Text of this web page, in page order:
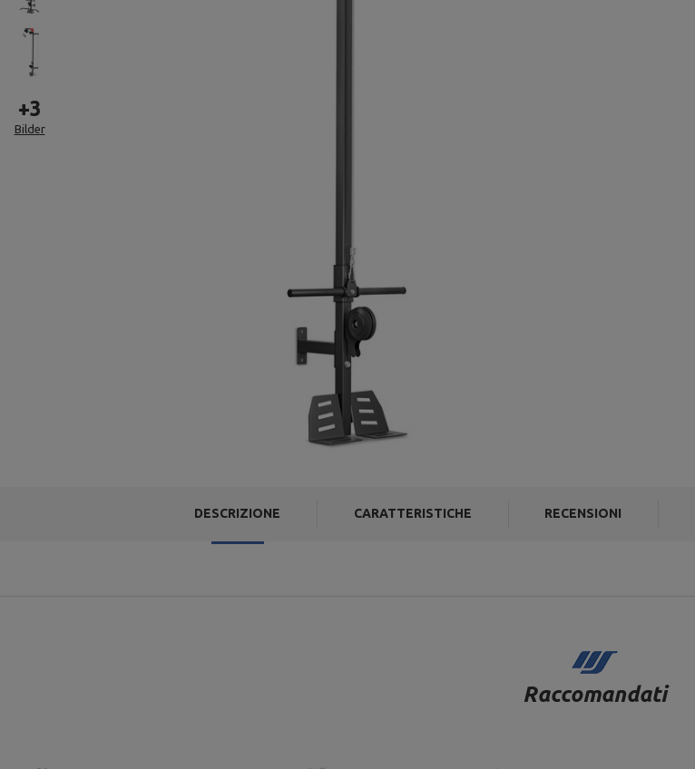
+3
Bilder
DESCRIZIONE CARATTERISTICHE RECENSIONI
Raccomandati